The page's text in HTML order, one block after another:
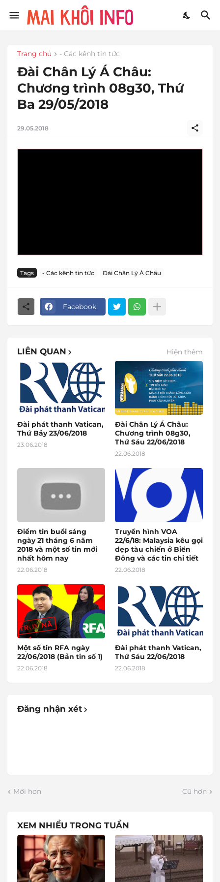
Trang chủ - Các kênh tin tức
Đài Chân Lý Á Châu:
Chương trình 08g30, Thứ
Ba 29/05/2018
29.05.2018
Tags - Các kênh tin tức Đài Chân Lý Á Châu
Facebook
LIÊN QUAN Hiện thêm
Đài phát thanh Vatican,
Thứ Bảy 23/06/2018
23.06.2018
Đài Chân Lý Á Châu:
Chương trình 08g30,
Thứ Sáu 22/06/2018
22.06.2018
Điểm tin buổi sáng
ngày 21 tháng 6 năm
2018 và một số tin mới
nhất hôm nay
22.06.2018
Truyền hình VOA
22/6/18: Malaysia kêu gọi
dẹp tàu chiến ở Biển
Đông và các tin chi tiết
22.06.2018
Một số tin RFA ngày
22/06/2018 (Bản tin số 1)
22.06.2018
Đài phát thanh Vatican,
Thứ Sáu 22/06/2018
22.06.2018
Đăng nhận xét
Mới hơn Cũ hơn
XEM NHIỀU TRONG TUẦN